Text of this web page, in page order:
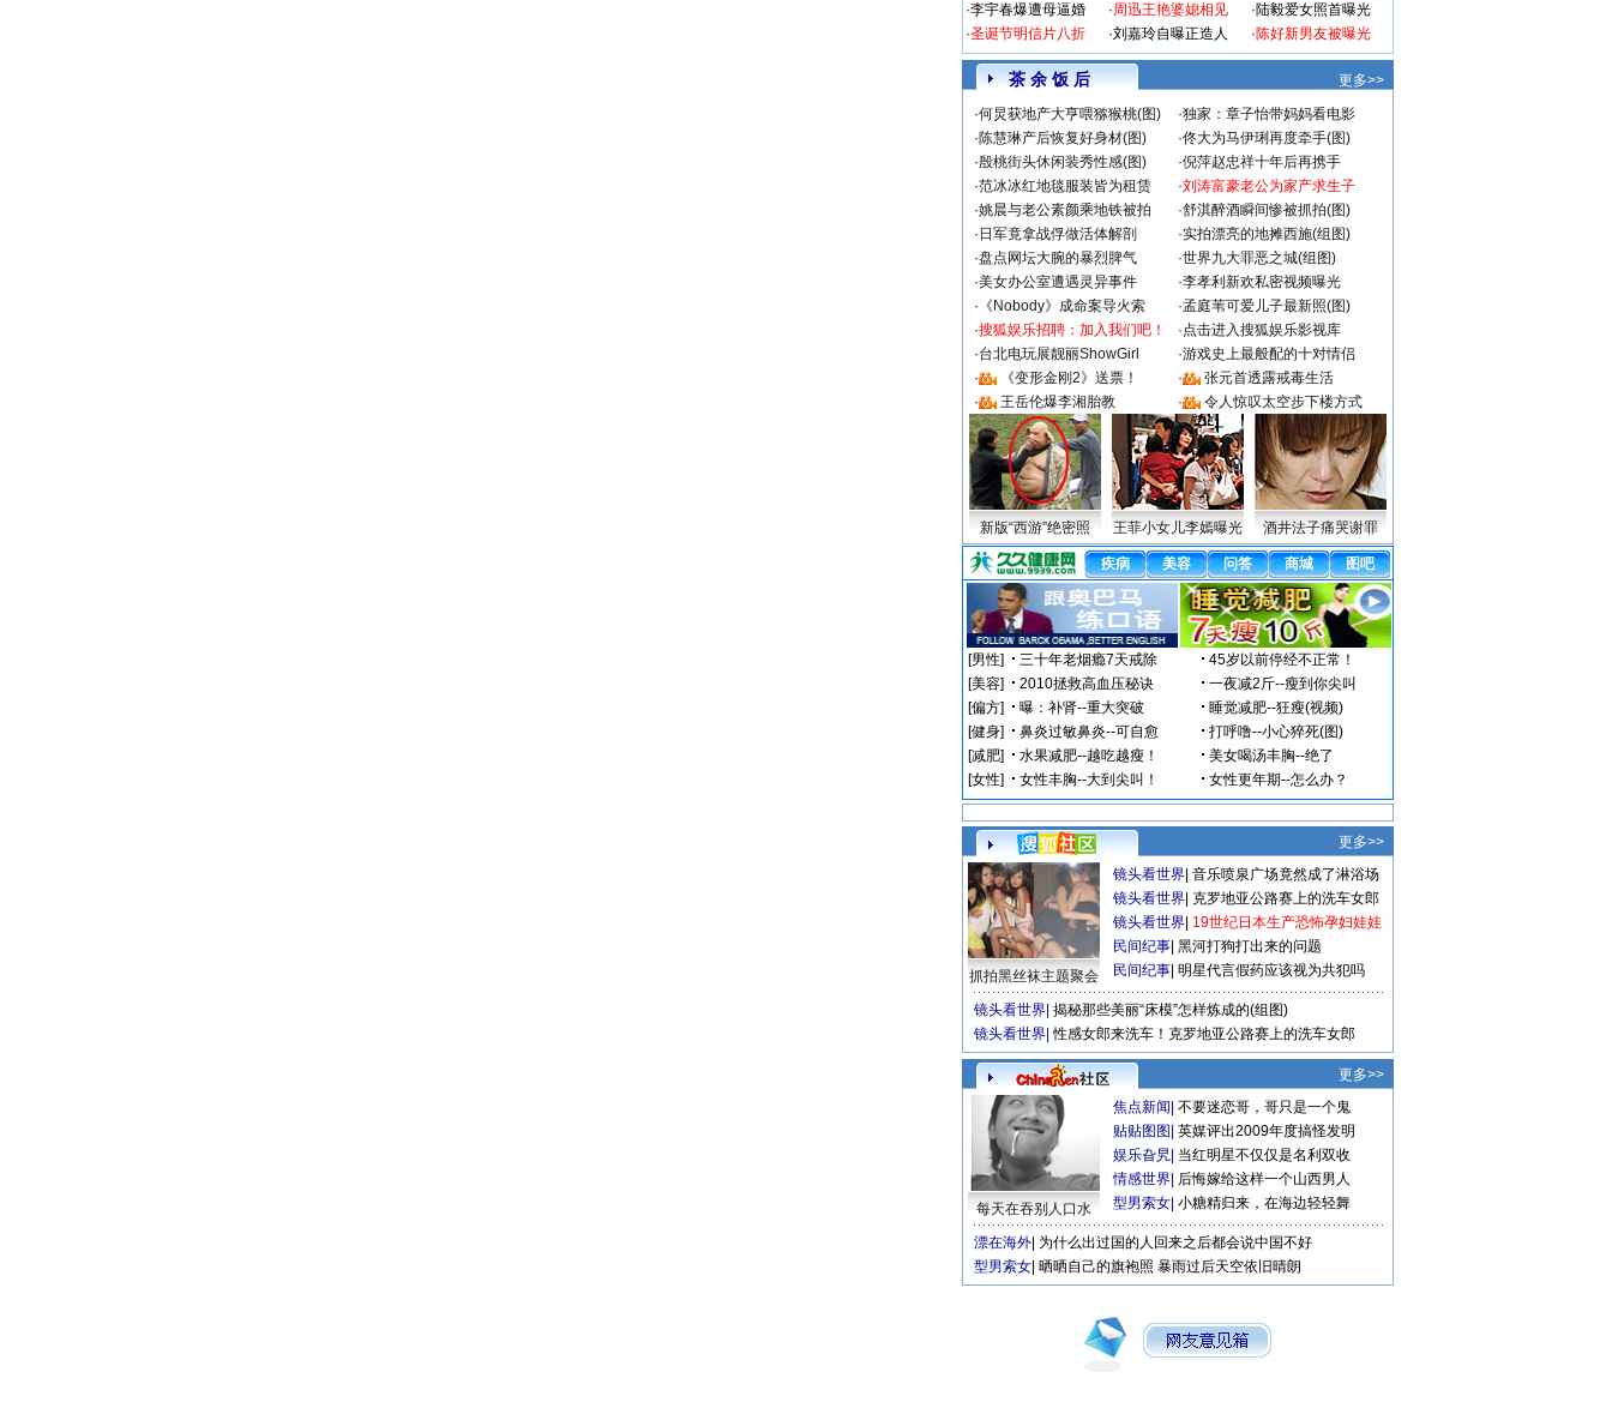
·李宇春爆遭母逼婚
·圣诞节明信片八折
·周迅王艳婆媳相见
·刘嘉玲自曝正造人
·陆毅爱女照首曝光
·陈好新男友被曝光
茶 余 饭 后
更多>>
·何炅获地产大亨喂猕猴桃(图) ·独家：章子怡带妈妈看电影
·陈慧琳产后恢复好身材(图) ·佟大为马伊琍再度牵手(图)
·殷桃街头休闲装秀性感(图) ·倪萍赵忠祥十年后再携手
·范冰冰红地毯服装皆为租赁 ·刘涛富豪老公为家产求生子
·姚晨与老公素颜乘地铁被拍 ·舒淇醉酒瞬间惨被抓拍(图)
· 日军竟拿战俘做活体解剖 ·实拍漂亮的地摊西施(组图)
·盘点网坛大腕的暴烈脾气 ·世界九大罪恶之城(组图)
·美女办公室遭遇灵异事件 ·李孝利新欢私密视频曝光
· 《Nobody》成命案导火索 ·孟庭苇可爱儿子最新照(图)
·搜狐娱乐招聘：加入我们吧！ ·点击进入搜狐娱乐影视库
·台北电玩展靓丽ShowGirl ·游戏史上最般配的十对情侣
·
《变形金刚2》送票！ ·
张元首透露戒毒生活
·
王岳伦爆李湘胎教 · 令人惊叹太空步下楼方式
新版“西游”绝密照 王菲小女儿李嫣曝光 酒井法子痛哭谢罪
更多>>
抓拍黑丝袜主题聚会
镜头看世界 音乐喷泉广场竟然成了淋浴场
镜头看世界 克罗地亚公路赛上的洗车女郎
镜头看世界 19世纪日本生产恐怖孕妇娃娃
民间纪事 黑河打狗打出来的问题
民间纪事 明星代言假药应该视为共犯吗
镜头看世界 揭秘那些美丽“床模”怎样炼成的(组图)
镜头看世界 性感女郎来洗车！克罗地亚公路赛上的洗车女郎
更多>>
每天在吞别人口水
焦点新闻 不要迷恋哥，哥只是一个鬼
贴贴图图 英媒评出2009年度搞怪发明
娱乐旮旯 当红明星不仅仅是名利双收
情感世界 后悔嫁给这样一个山西男人
型男索女 小糖精归来，在海边轻轻舞
漂在海外 为什么出过国的人回来之后都会说中国不好
型男索女 晒晒自己的旗袍照 暴雨过后天空依旧晴朗